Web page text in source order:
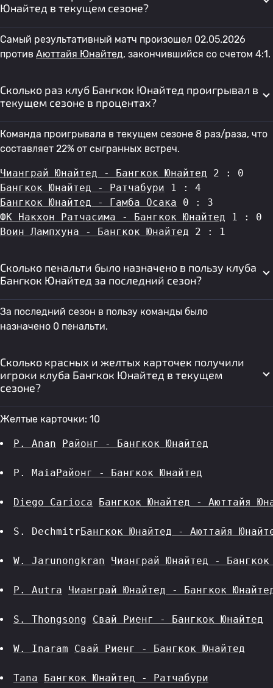
Юнайтед в текущем сезоне?
Самый результативный матч произошел 02.05.2026
против Аюттайя Юнайтед, закончившийся со счетом 4:1.
Сколько раз клуб Бангкок Юнайтед проигрывал в
текущем сезоне в процентах?
Команда проигрывала в текущем сезоне 8 раз/раза, что
составляет 22% от сыгранных встреч.
Чианграй Юнайтед - Бангкок Юнайтед 2 : 0
Бангкок Юнайтед - Ратчабури 1 : 4
Бангкок Юнайтед - Гамба Осака 0 : 3
ФК Накхон Ратчасима - Бангкок Юнайтед 1 : 0
Воин Лампхуна - Бангкок Юнайтед 2 : 1
Сколько пенальти было назначено в пользу клуба
Бангкок Юнайтед за последний сезон?
За последний сезон в пользу команды было
назначено 0 пенальти.
Сколько красных и желтых карточек получили
игроки клуба Бангкок Юнайтед в текущем
сезоне?
Желтые карточки: 10
P. Anan Районг - Бангкок Юнайтед
P. MaiaРайонг - Бангкок Юнайтед
Diego Carioca Бангкок Юнайтед - Аюттайя
S. DechmitrБангкок Юнайтед - Аюттайя
W. Jarunongkran Чианграй Юнайтед - Бангкок
P. Autra Чианграй Юнайтед - Бангкок
S. Thongsong Свай Риенг - Бангкок Юнайтед
W. Inaram Свай Риенг - Бангкок Юнайтед
Tana Бангкок Юнайтед - Ратчабури